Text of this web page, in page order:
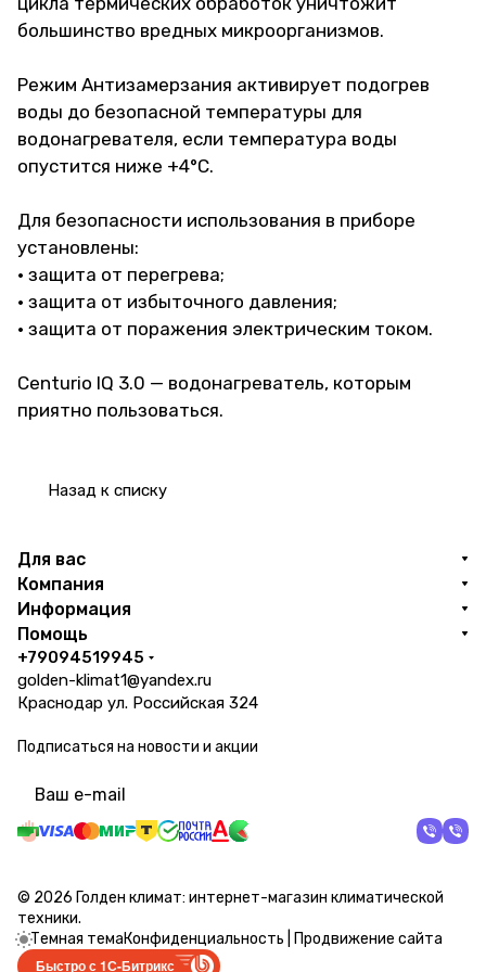
большинство вредных микроорганизмов.
Режим Антизамерзания активирует подогрев
воды до безопасной температуры для
водонагревателя, если температура воды
опустится ниже +4°С.
Для безопасности использования в приборе
установлены:
• защита от перегрева;
• защита от избыточного давления;
• защита от поражения электрическим током.
Сenturio IQ 3.0 — водонагреватель, которым
приятно пользоваться.
Назад к списку
Для вас
Компания
Информация
Помощь
+79094519945
golden-klimat1@yandex.ru
Краснодар ул. Российская 324
Подписаться на новости и акции
© 2026 Голден климат: интернет-магазин климатической
техники.
Темная темаКонфиденциальность Продвижение сайта
Быстро с 1С-Битрикс